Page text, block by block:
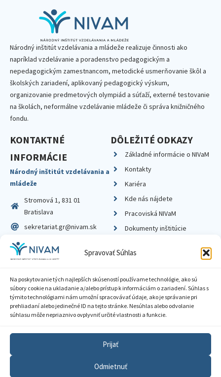
Spravovať Súhlas
Na poskytovanie tých najlepších skúseností používame technológie, ako sú
súbory cookie na ukladanie a/alebo prístup k informáciám o zariadení. Súhlas s
týmito technológiami nám umožní spracovávať údaje, ako je správanie pri
prehliadaní alebo jedinečné ID na tejto stránke. Nesúhlas alebo odvolanie
súhlasu môže nepriaznivo ovplyvniť určité vlastnosti a funkcie.
Prijať
Odmietnuť
Národný inštitút vzdelávania a mládeže realizuje činnosti ako
napríklad vzdelávanie a poradenstvo pedagogickým a
nepedagogickým zamestnancom, metodické usmerňovanie škôl a
školských zariadení, aplikovaný pedagogický výskum,
organizovanie predmetových olympiád a súťaží, externé testovanie
na školách, neformálne vzdelávanie mládeže či správa knižničného
fondu.
KONTAKTNÉ
INFORMÁCIE
Národný inštitút vzdelávania a
mládeže
Stromová 1, 831 01
Bratislava
sekretariat.gr@nivam.sk
IČO: 00164348
DIČ: 2020798714
DÔLEŽITÉ ODKAZY
Základné informácie o NIVaM
Kontakty
Kariéra
Kde nás nájdete
Pracoviská NIVaM
Dokumenty inštitúcie
Zásady ochrany súkromia
Sprístupnenie informácií